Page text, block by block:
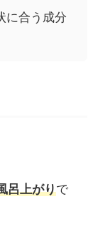
に合う成分
呂上がりで